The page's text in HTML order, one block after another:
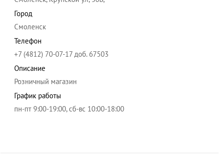
Город
Смоленск
Телефон
+7 (4812) 70-07-17 доб. 67503
Описание
Розничный магазин
График работы
пн-пт 9:00-19:00, сб-вс 10:00-18:00